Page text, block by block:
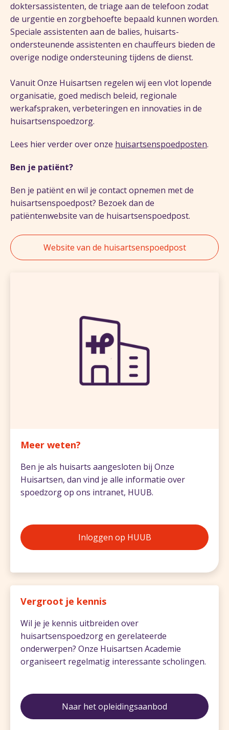
doktersassistenten, de triage aan de telefoon zodat
de urgentie en zorgbehoefte bepaald kunnen worden.
Speciale assistenten aan de balies, huisarts-
ondersteunende assistenten en chauffeurs bieden de
overige nodige ondersteuning tijdens de dienst.
Vanuit Onze Huisartsen regelen wij een vlot lopende
organisatie, goed medisch beleid, regionale
werkafspraken, verbeteringen en innovaties in de
huisartsenspoedzorg.
Lees hier verder over onze huisartsenspoedposten.
Ben je patiënt?
Ben je patiënt en wil je contact opnemen met de
huisartsenspoedpost? Bezoek dan de
patiëntenwebsite van de huisartsenspoedpost.
Website van de huisartsenspoedpost
Meer weten?
Ben je als huisarts aangesloten bij Onze
Huisartsen, dan vind je alle informatie over
spoedzorg op ons intranet, HUUB.
Inloggen op HUUB
Vergroot je kennis
Wil je je kennis uitbreiden over
huisartsenspoedzorg en gerelateerde
onderwerpen? Onze Huisartsen Academie
organiseert regelmatig interessante scholingen.
Naar het opleidingsaanbod